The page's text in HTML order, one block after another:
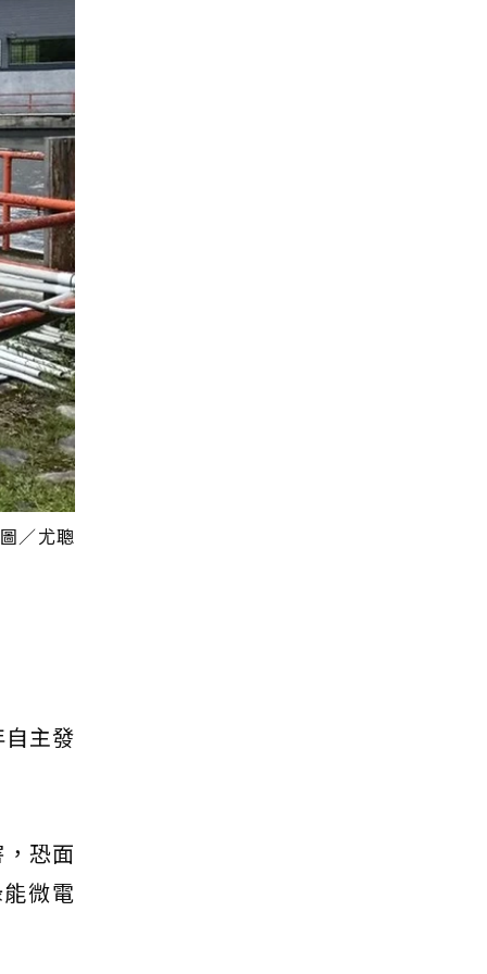
／尤聰
主發
恐面
微電